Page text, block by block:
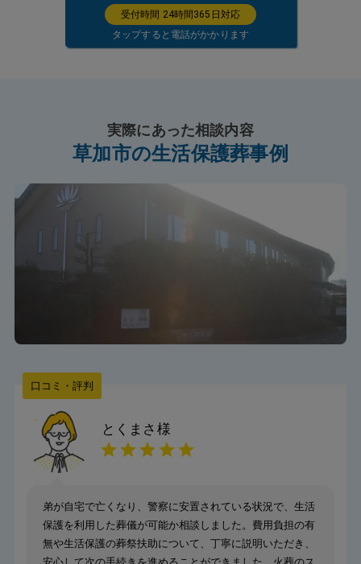
受付時間 24時間365日対応
タップすると電話がかかります
実際にあった相談内容
草加市の生活保護葬事例
口コミ・評判
とくまさ 様
弟が自宅で亡くなり、警察に安置されている状況で、生活
保護を利用した葬儀が可能か相談しました。費用負担の有
無や生活保護の葬祭扶助について、丁寧に説明いただき、